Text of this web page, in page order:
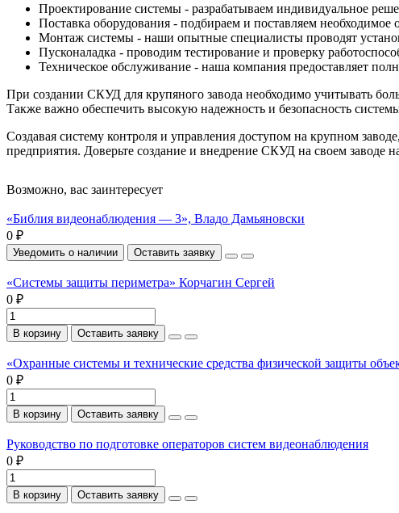
Проектирование системы - разрабатываем индивидуальное
Поставка оборудования - подбираем и поставляем
Монтаж системы - наши опытные специалисты проводят
Пусконаладка - проводим тестирование и проверку
Техническое обслуживание - наша компания предоставляет
При создании СКУД для крупяного завода необходимо учитывать
Также важно обеспечить высокую надежность и безопасность
Создавая систему контроля и управления доступом на крупном
предприятия. Доверьте создание и внедрение СКУД на своем
Возможно, вас заинтересует
«Библия видеонаблюдения — 3», Владо Дамьяновски
0 ₽
Уведомить о наличии Оставить заявку
«Системы защиты периметра» Корчагин Сергей
0 ₽
В корзину Оставить заявку
«Охранные системы и технические средства физической защиты
0 ₽
В корзину Оставить заявку
Руководство по подготовке операторов систем видеонаблюдения
0 ₽
В корзину Оставить заявку